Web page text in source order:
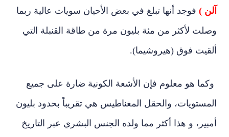
آلن ) فوجد أنها تبلغ في بعض الأحيان سويات عالية ربما
وصلت لأكثر من مئة بليون مرة من طاقة القنبلة التي
ألقيت فوق (هيروشيما).
وكما هو معلوم فإن الأشعة الكونية ضارة على جميع
المستويات، والحقل المغناطيس هي تقريباً بحدود بليون
أمبير، و هذا أكثر مما ولده الجنس البشري عبر التاريخ